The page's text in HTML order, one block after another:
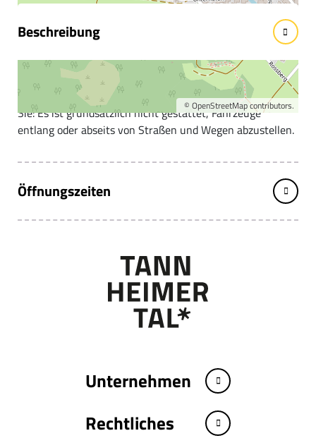
© OpenStreetMapcontributors.
Beschreibung
Parkplatz West in Tannheim
Großer Parkplatz auch Omnibus tauglich. Bitte beachten
Sie: Es ist grundsätzlich nicht gestattet, Fahrzeuge
entlang oder abseits von Straßen und Wegen abzustellen.
Öffnungszeiten
Unternehmen
Rechtliches